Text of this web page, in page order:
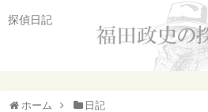
探偵日記
ホーム 日記